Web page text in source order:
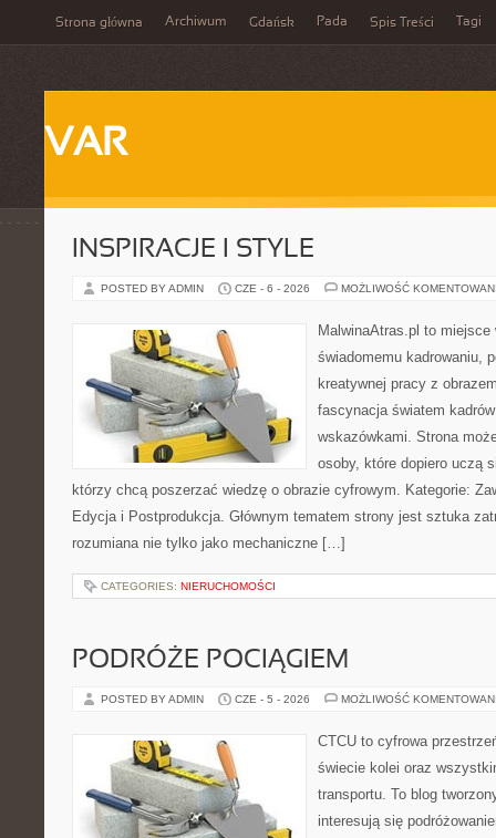
Strona główna Archiwum Gdańsk Pada Spis Treści Tagi
VAR
INSPIRACJE I STYLE
POSTED BY ADMIN CZE - 6 - 2026 MOŻLIWOŚĆ
MalwinaAtras.pl to
świadomemu kadrowaniu,
kreatywnej pracy z
fascynacja światem
wskazówkami. Strona
osoby, które dopiero uczą
którzy chcą poszerzać wiedzę o obrazie cyfrowym. Kategorie:
Edycja i Postprodukcja. Głównym tematem strony jest sztuka
rozumiana nie tylko jako mechaniczne […]
CATEGORIES: NIERUCHOMOŚCI
PODRÓŻE POCIĄGIEM
POSTED BY ADMIN CZE - 5 - 2026 MOŻLIWOŚĆ
CTCU to cyfrowa
świecie kolei oraz
transportu. To blog
interesują się